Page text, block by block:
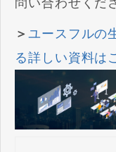
＞ ユースフルの
る詳しい資料は